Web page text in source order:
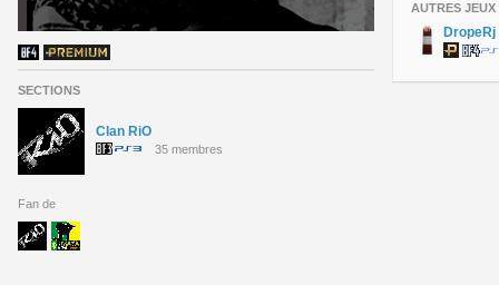
SECTIONS
Clan RiO
35 membres
Fan de
AUTRES JEUX
DropeRj